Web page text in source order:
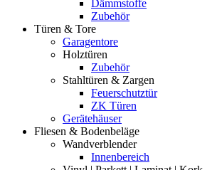
Dämmstoffe
Zubehör
Türen & Tore
Garagentore
Holztüren
Zubehör
Stahltüren & Zargen
Feuerschutztür
ZK Türen
Gerätehäuser
Fliesen & Bodenbeläge
Wandverblender
Innenbereich